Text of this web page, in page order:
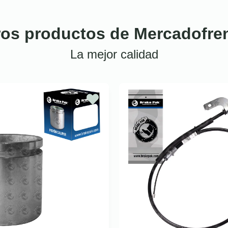
productos de
La mejor calidad